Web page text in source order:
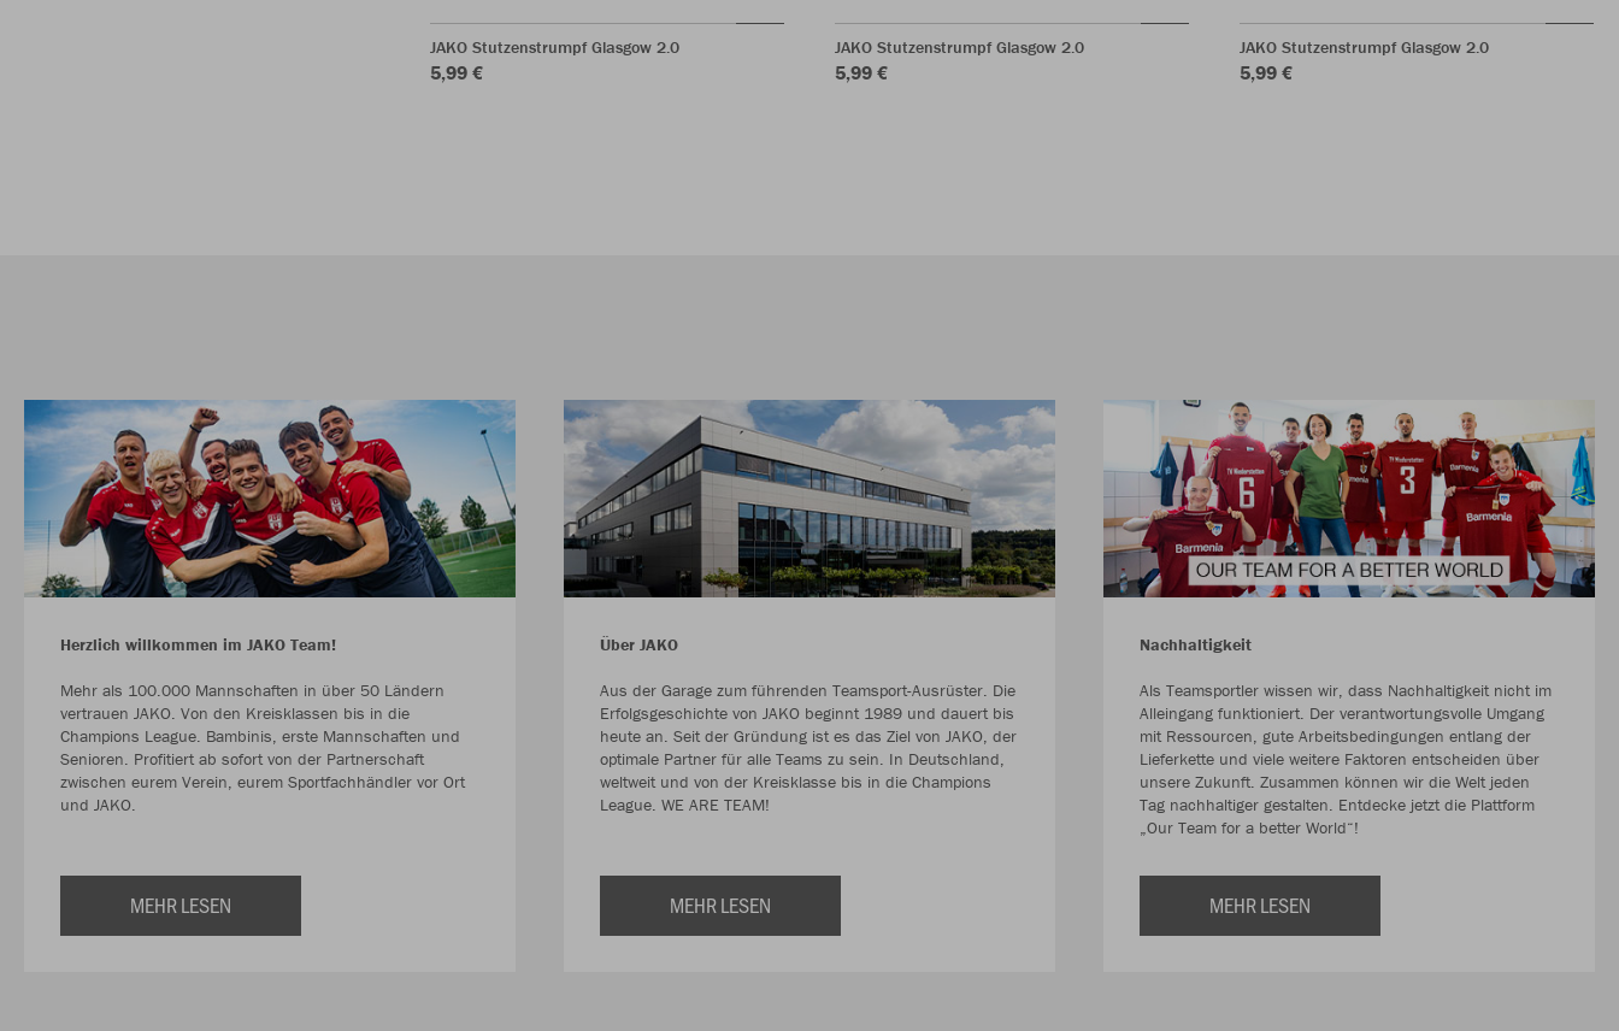
JAKO Stutzenstrumpf Glasgow 2.0
5,99 €
JAKO Stutzenstrumpf Glasgow 2.0
5,99 €
JAKO Stutzenstrumpf Glasgow 2.0
5,99 €
Herzlich willkommen im JAKO Team!
Mehr als 100.000 Mannschaften in über 50 Ländern
vertrauen JAKO. Von den Kreisklassen bis in die
Champions League. Bambinis, erste Mannschaften und
Senioren. Profitiert ab sofort von der Partnerschaft
zwischen eurem Verein, eurem Sportfachhändler vor Ort
und JAKO.
MEHR LESEN
Über JAKO
Aus der Garage zum führenden Teamsport-Ausrüster. Die
Erfolgsgeschichte von JAKO beginnt 1989 und dauert bis
heute an. Seit der Gründung ist es das Ziel von JAKO, der
optimale Partner für alle Teams zu sein. In Deutschland,
weltweit und von der Kreisklasse bis in die Champions
League. WE ARE TEAM!
MEHR LESEN
Nachhaltigkeit
Als Teamsportler wissen wir, dass Nachhaltigkeit nicht im
Alleingang funktioniert. Der verantwortungsvolle Umgang
mit Ressourcen, gute Arbeitsbedingungen entlang der
Lieferkette und viele weitere Faktoren entscheiden über
unsere Zukunft. Zusammen können wir die Welt jeden
Tag nachhaltiger gestalten. Entdecke jetzt die Plattform
„Our Team for a better World“!
MEHR LESEN